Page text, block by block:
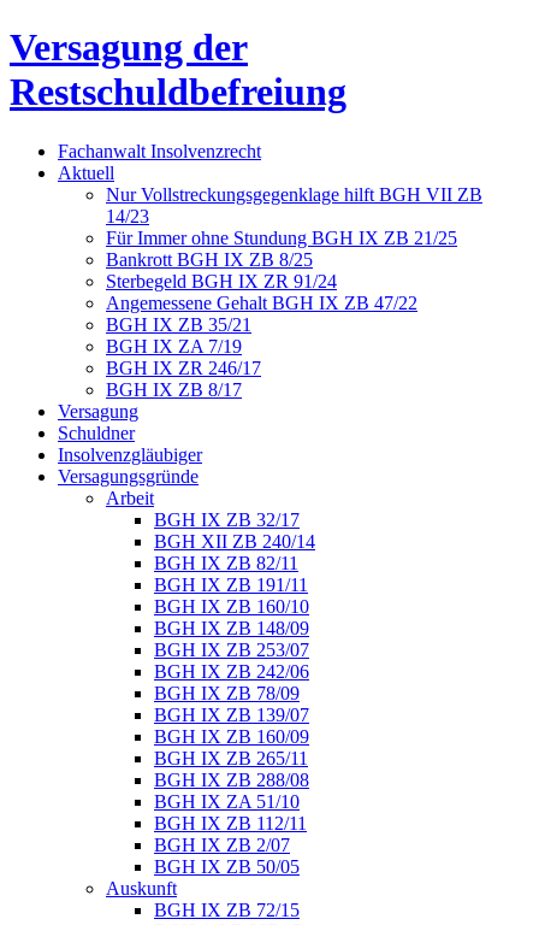
Versagung der
Restschuldbefreiung
Fachanwalt Insolvenzrecht
Aktuell
Nur Vollstreckungsgegenklage hilft BGH VII ZB
14/23
Für Immer ohne Stundung BGH IX ZB 21/25
Bankrott BGH IX ZB 8/25
Sterbegeld BGH IX ZR 91/24
Angemessene Gehalt BGH IX ZB 47/22
BGH IX ZB 35/21
BGH IX ZA 7/19
BGH IX ZR 246/17
BGH IX ZB 8/17
Versagung
Schuldner
Insolvenzgläubiger
Versagungsgründe
Arbeit
BGH IX ZB 32/17
BGH XII ZB 240/14
BGH IX ZB 82/11
BGH IX ZB 191/11
BGH IX ZB 160/10
BGH IX ZB 148/09
BGH IX ZB 253/07
BGH IX ZB 242/06
BGH IX ZB 78/09
BGH IX ZB 139/07
BGH IX ZB 160/09
BGH IX ZB 265/11
BGH IX ZB 288/08
BGH IX ZA 51/10
BGH IX ZB 112/11
BGH IX ZB 2/07
BGH IX ZB 50/05
Auskunft
BGH IX ZB 72/15